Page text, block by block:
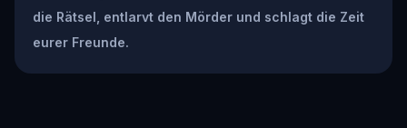
die Rätsel, entlarvt den Mörder und schlagt die Zeit
eurer Freunde.